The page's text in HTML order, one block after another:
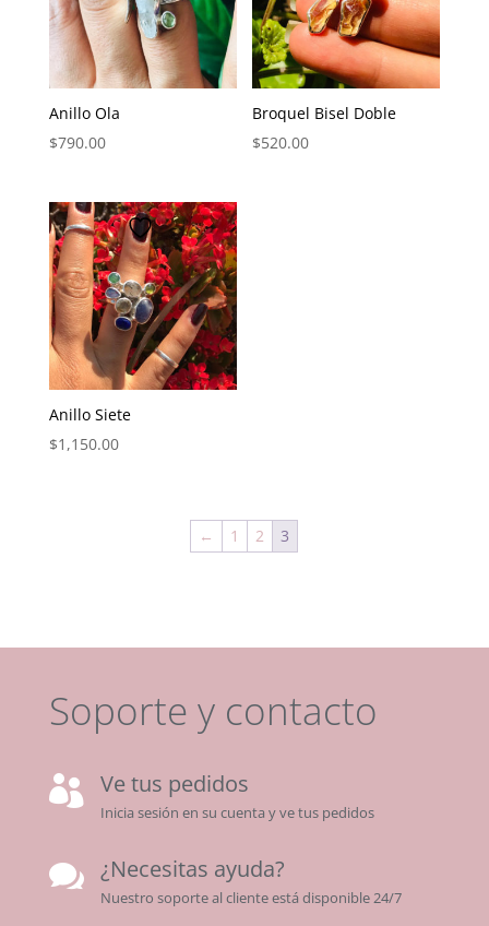
Anillo Ola
$790.00
Broquel Bisel Doble
$520.00
Anillo Siete
$1,150.00
← 1 2 3
Soporte y contacto
 Ve tus pedidos
Inicia sesión en su cuenta y ve tus pedidos
 ¿Necesitas ayuda?
Nuestro soporte al cliente está disponible 24/7